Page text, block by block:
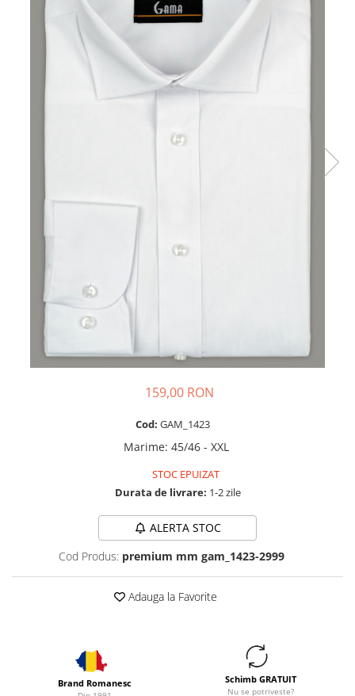
159,00 RON
Cod: GAM_1423
Marime: 45/46 - XXL
STOC EPUIZAT
Durata de livrare: 1-2 zile
ALERTA STOC
Cod Produs: premium mm gam_1423-2999
Adauga la Favorite
Brand Romanesc Schimb GRATUIT
Nu se potriveste?